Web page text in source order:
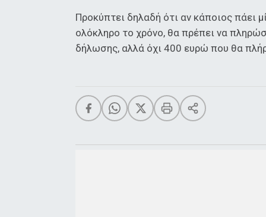
Προκύπτει δηλαδή ότι αν κάποιος πάει
ολόκληρο το χρόνο, θα πρέπει να
δήλωσης, αλλά όχι 400 ευρώ που θα